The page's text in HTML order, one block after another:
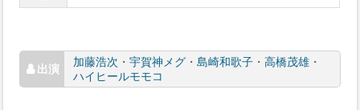
加藤浩次 ・ 宇賀神メグ・ 島崎和歌子・ 高橋茂雄・
ハイヒールモモコ